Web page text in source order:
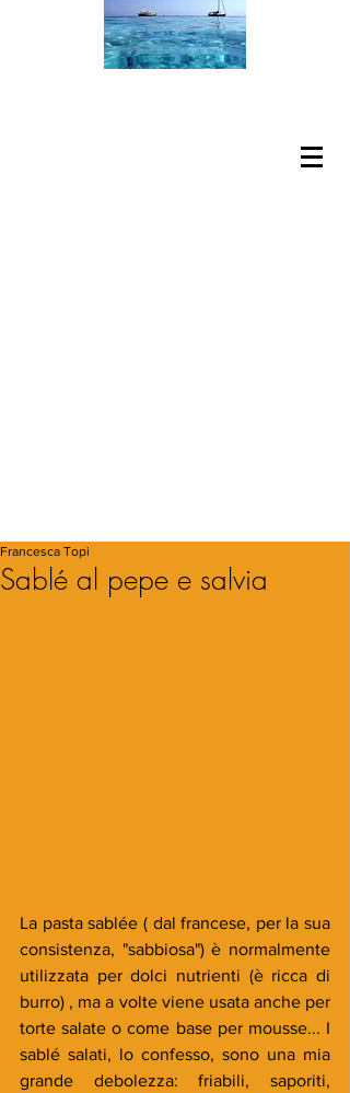
Sablé al pepe e salvia
Francesca Topi
La pasta sablée ( dal francese, per la sua
consistenza, "sabbiosa") è normalmente
utilizzata per dolci nutrienti (è ricca di
burro) , ma a volte viene usata anche per
torte salate o come base per mousse... I
sablé salati, lo confesso, sono una mia
grande debolezza: friabili, saporiti,